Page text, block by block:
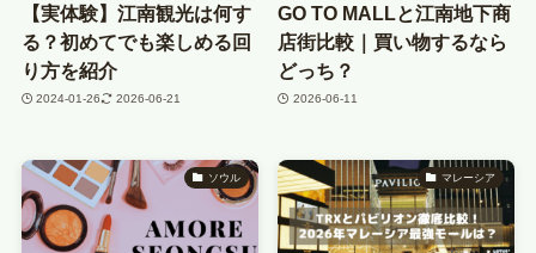
【実体験】江南観光は何す
る？初めてでも楽しめる回
り方を紹介
2024-01-26 2026-06-21
GO TO MALLと江南地下商
店街比較｜買い物するなら
どっち？
2026-06-11
ソウル マレーシア